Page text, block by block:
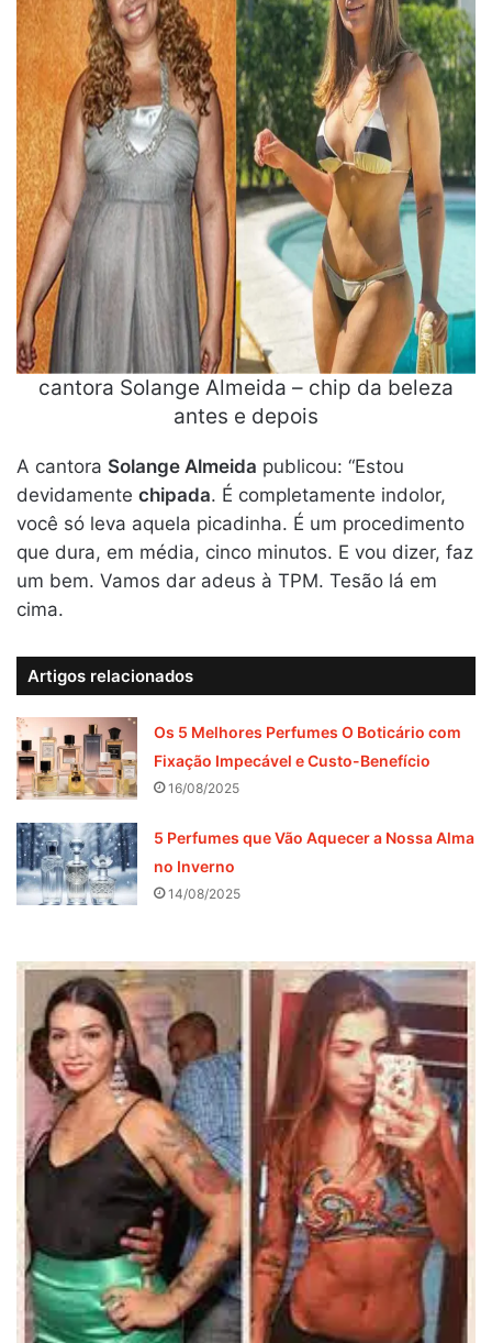
cantora Solange Almeida – chip da beleza
antes e depois
A cantora Solange Almeida publicou: “Estou
devidamente chipada. É completamente indolor,
você só leva aquela picadinha. É um procedimento
que dura, em média, cinco minutos. E vou dizer, faz
um bem. Vamos dar adeus à TPM. Tesão lá em
cima.
Artigos relacionados
Os 5 Melhores Perfumes O Boticário com
Fixação Impecável e Custo-Benefício
16/08/2025
5 Perfumes que Vão Aquecer a Nossa Alma
no Inverno
14/08/2025